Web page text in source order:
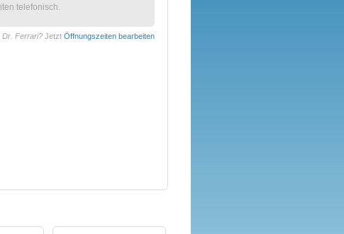
telefonisch.
Dr. Ferrari? Jetzt Öffnungszeiten bearbeiten